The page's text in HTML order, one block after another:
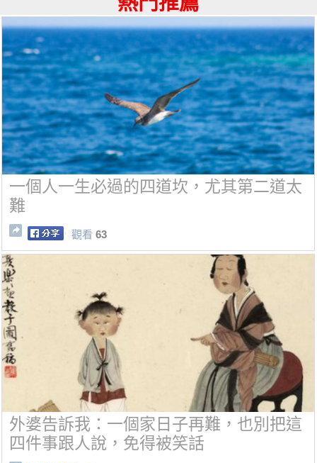
一個人一生必過的四道坎，尤其第二道太
難
觀看 63
外婆告訴我：一個家日子再難，也別把這
四件事跟人說，免得被笑話